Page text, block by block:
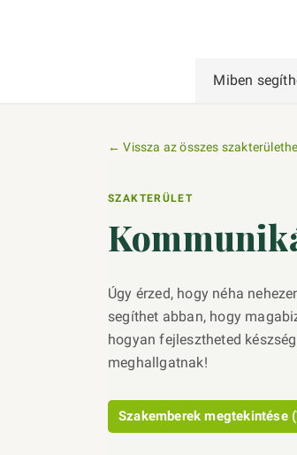
Miben
← Vissza az összes
SZAKTERÜLET
Úgy érzed, hogy néha
segíthet abban, hogy
hogyan fejlesztheted
meghallgatnak!
Szakemberek megtekintése